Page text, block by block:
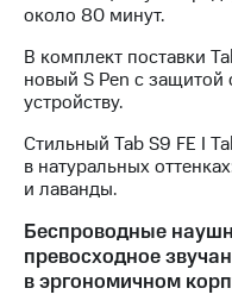
около 80 минут.
В комплект поставки
новый S Pen с защитой
устройству.
Стильный Tab S9 FE I
в натуральных
и лаванды.
Беспроводные
превосходное
в эргономичном